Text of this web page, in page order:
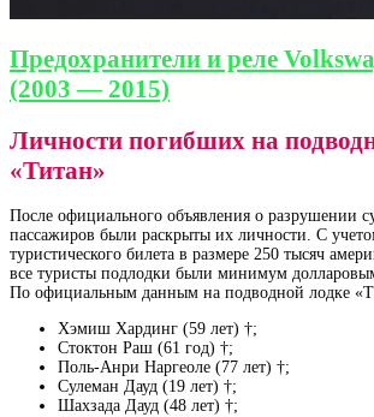
Предохранители и реле
(2003 — 2015)
Личности погибших на
«Титан»
После официального объявления о разрушении
пассажиров были раскрыты их личности. С
туристического билета в размере 250 тысяч
все туристы подлодки были минимум
По официальным данным на подводной лодке
Хэмиш Хардинг (59 лет) †;
Стоктон Раш (61 год) †;
Поль-Анри Наргеоле (77 лет) †;
Сулеман Дауд (19 лет) †;
Шахзада Дауд (48 лет) †;